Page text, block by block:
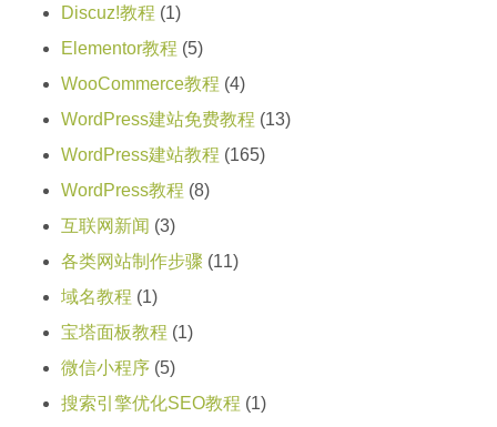
Discuz!教程 (1)
Elementor教程 (5)
WooCommerce教程 (4)
WordPress建站免费教程 (13)
WordPress建站教程 (165)
WordPress教程 (8)
互联网新闻 (3)
各类网站制作步骤 (11)
域名教程 (1)
宝塔面板教程 (1)
微信小程序 (5)
搜索引擎优化SEO教程 (1)